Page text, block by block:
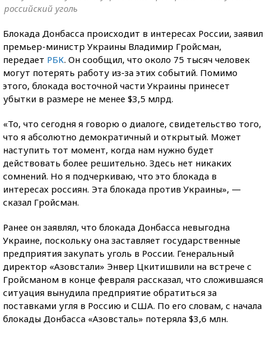
российский уголь
Блокада Донбасса происходит в интересах России, заявил
премьер-министр Украины Владимир Гройсман,
передает РБК. Он сообщил, что около 75 тысяч человек
могут потерять работу из-за этих событий. Помимо
этого, блокада восточной части Украины принесет
убытки в размере не менее $3,5 млрд.
«То, что сегодня я говорю о диалоге, свидетельство того,
что я абсолютно демократичный и открытый. Может
наступить тот момент, когда нам нужно будет
действовать более решительно. Здесь нет никаких
сомнений. Но я подчеркиваю, что это блокада в
интересах россиян. Эта блокада против Украины», —
сказал Гройсман.
Ранее он заявлял, что блокада Донбасса невыгодна
Украине, поскольку она заставляет государственные
предприятия закупать уголь в России. Генеральный
директор «Азовстали» Энвер Цкитишвили на встрече с
Гройсманом в конце февраля рассказал, что сложившаяся
ситуация вынудила предприятие обратиться за
поставками угля в Россию и США. По его словам, с начала
блокады Донбасса «Азовсталь» потеряла $3,6 млн.